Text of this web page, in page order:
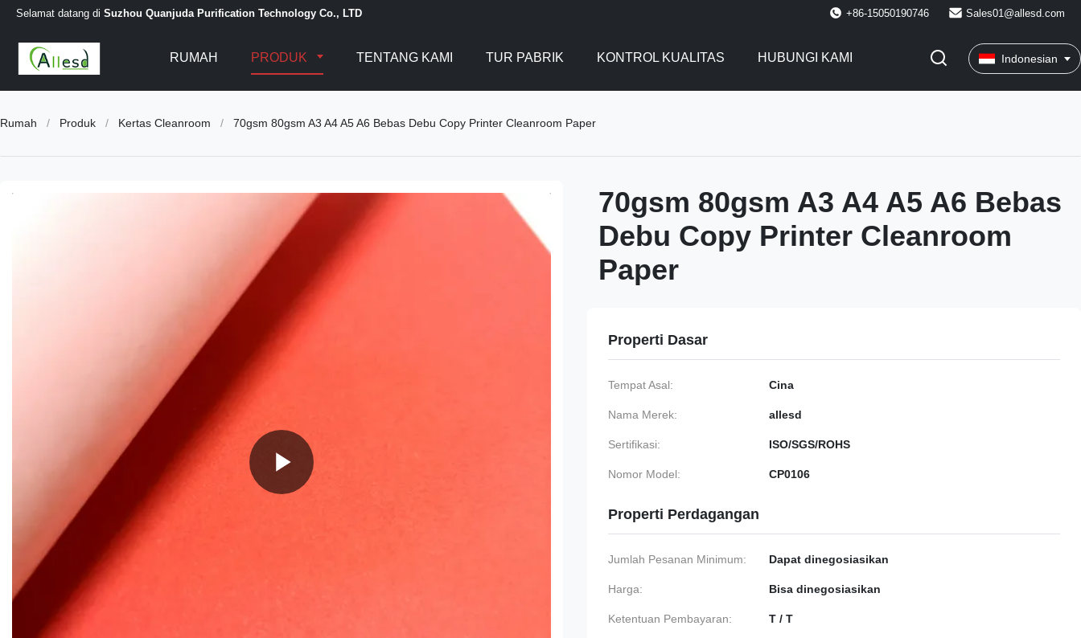
Selamat datang di Suzhou Quanjuda Purification Technology Co., LTD +86-15050190746 Sales01@allesd.com
RUMAH PRODUK TENTANG KAMI TUR PABRIK KONTROL KUALITAS HUBUNGI KAMI Indonesian
Rumah / Produk / Kertas Cleanroom / 70gsm 80gsm A3 A4 A5 A6 Bebas Debu Copy Printer Cleanroom Paper
70gsm 80gsm A3 A4 A5 A6 Bebas
Debu Copy Printer Cleanroom
Paper
Properti Dasar
Tempat Asal: Cina
Nama Merek: allesd
Sertifikasi: ISO/SGS/ROHS
Nomor Model: CP0106
Properti Perdagangan
Jumlah Pesanan Minimum: Dapat dinegosiasikan
Harga: Bisa dinegosiasikan
Ketentuan Pembayaran: T / T